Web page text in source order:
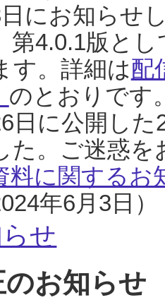
にお知らせ
第4.0.1版と
す。詳細は配
のとおりです
日に公開し
た。ご迷惑
料に関するお
年6月3日）
せ
お知らせ